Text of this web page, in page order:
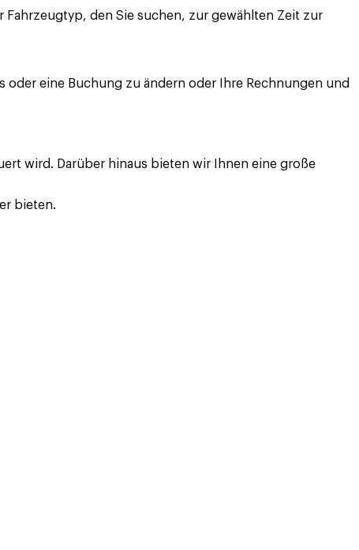
den Sie suchen, zur gewählten Zeit zur
eine Buchung zu ändern oder Ihre Rechnungen und
wird. Darüber hinaus bieten wir Ihnen eine große
bieten.